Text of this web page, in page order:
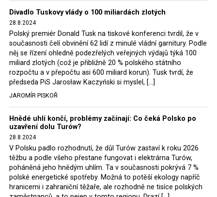
Hołownia, přímo řekli, že by se polská vláda měla
tomuto rozhodnutí podřídit.
Rozhodnutí polského ministra spravedlnosti jistě potěší
německé, české a polské ekology, ale i těžaře. Je těžké si
představit, že by o takové věci rozhodoval sám ministr
Bodnar. Musel získat politický souhlas vládnoucí koalice.
Stále jsou totiž platné argumenty Morawieckého vlády,
že důl i elektrárna jsou – kromě zabezpečování cca 7 %
polského energetického mixu – klíčovými podniky, spolu
se svými dceřinými společnostmi zaměstnávají cca pět
tisíc lidí. Navíc s činností dolu a elektrárny nepřímo
souvisí dalších několik desítek tisíc pracovních míst v
regionu. Zelená politika ale opět zvítězila.
Rozhodnutí polského ministra spravedlnosti jistě potěší
Divadlo Tuskovy vlády o 100 miliardách zlotých
28.8.2024
Polský premiér Donald Tusk na tiskové konferenci tvrdil, že v
současnosti čelí obvinění 62 lidí z minulé vládní garnitury. Podle
něj se řízení ohledně podezřelých veřejných výdajů týká 100
miliard zlotých (což je přibližně 20 % polského státního
rozpočtu a v přepočtu asi 600 miliard korun). Tusk tvrdí, že
předseda PiS Jarosław Kaczyński si myslel, […]
JAROMÍR PISKOŘ
Hnědé uhlí končí, problémy začínají: Co čeká Polsko po
uzavření dolu Turów?
28.8.2024
V Polsku padlo rozhodnutí, že důl Turów zastaví k roku 2026
těžbu a podle všeho přestane fungovat i elektrárna Turów,
poháněná jeho hnědým uhlím. Ta v současnosti pokrývá 7 %
polské energetické spotřeby. Možná to potěší ekology napříč
hranicemi i zahraniční těžaře, ale rozhodně ne tisíce polských